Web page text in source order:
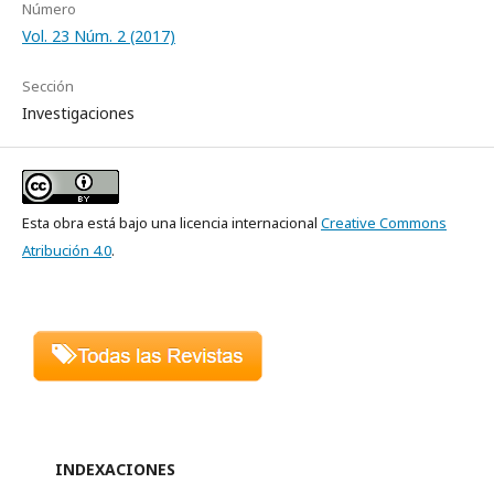
Número
Vol. 23 Núm. 2 (2017)
Sección
Investigaciones
Esta obra está bajo una licencia internacional Creative Commons
Atribución 4.0.
INDEXACIONES